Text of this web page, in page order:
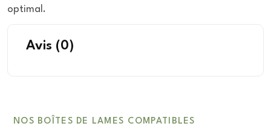
optimal.
Avis (0)
NOS BOÎTES DE LAMES COMPATIBLES